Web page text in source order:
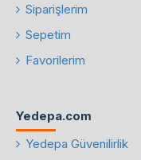
Siparişlerim
Sepetim
Favorilerim
Yedepa.com
Yedepa Güvenilirlik